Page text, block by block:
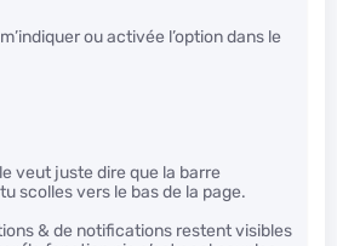
ou activée l’option dans le
veut juste dire que la barre
scolles vers le bas de la page.
& de notifications restent visibles